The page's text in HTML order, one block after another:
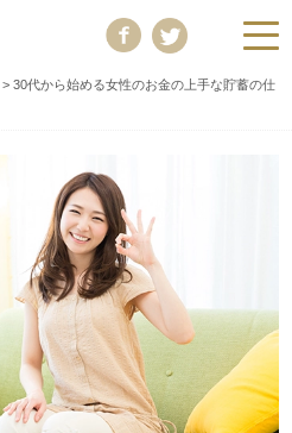
>30代から始める女性のお金の上手な貯蓄の仕